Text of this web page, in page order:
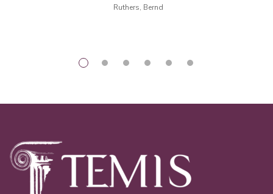
original
$46,18.$39,25.
Ruthers, Bernd